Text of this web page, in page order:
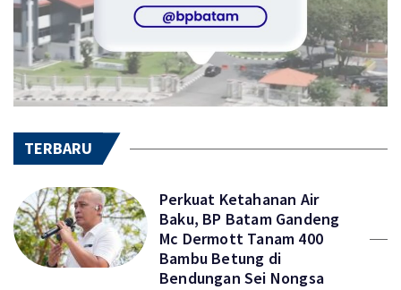
TERBARU
Perkuat Ketahanan Air
Baku, BP Batam Gandeng
Mc Dermott Tanam 400
Bambu Betung di
Bendungan Sei Nongsa